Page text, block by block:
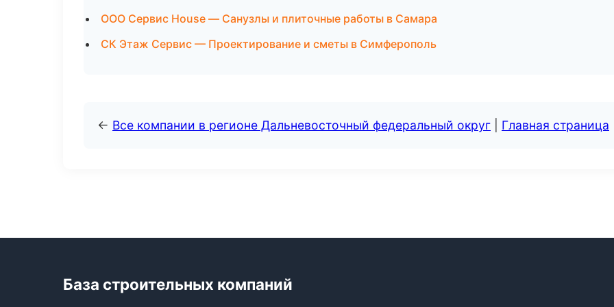
ООО Сервис House — Санузлы и плиточные работы в Самара
СК Этаж Сервис — Проектирование и сметы в Симферополь
← Все компании в регионе Дальневосточный федеральный округ Главная страница
База строительных компаний